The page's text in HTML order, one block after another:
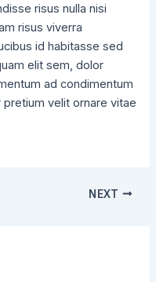
risus nulla nisi
risus viverra
id habitasse sed
elit sem, dolor
ad condimentum
pretium velit ornare vitae
NEXT